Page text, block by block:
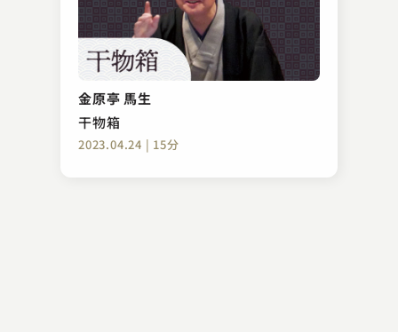
金原亭 馬生
干物箱
2023.04.24 | 15分
春風亭 勢朝
袈裟御前
2024.08.26 | 14分